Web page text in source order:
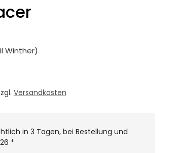
Winther)
Versandkosten
in 3 Tagen, bei Bestellung und
*